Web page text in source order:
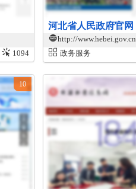
1094
河北省人民政府官网
http://www.hebei.gov.cn
政务服务
10